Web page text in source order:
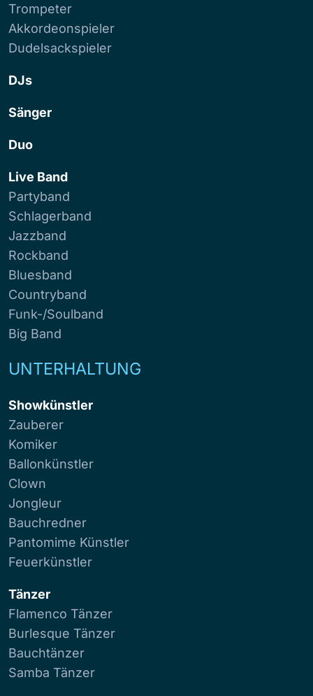
Trompeter
Akkordeonspieler
Dudelsackspieler
DJs
Sänger
Duo
Live Band
Partyband
Schlagerband
Jazzband
Rockband
Bluesband
Countryband
Funk-/Soulband
Big Band
UNTERHALTUNG
Showkünstler
Zauberer
Komiker
Ballonkünstler
Clown
Jongleur
Bauchredner
Pantomime Künstler
Feuerkünstler
Tänzer
Flamenco Tänzer
Burlesque Tänzer
Bauchtänzer
Samba Tänzer